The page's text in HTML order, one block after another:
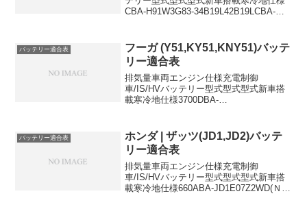
CBA-H91W3G83-34B19L42B19LCBA-
バッテリー適合表
フーガ (Y51,KY51,KNY51)バッテ
リー適合表
排気量車両エンジン仕様充電制御
車/IS/HVバッテリー型式型式型式新車搭
載寒冷地仕様3700DBA-
80D23L-HR-3700DBA-KNY...
バッテリー適合表
ホンダ | ザッツ(JD1,JD2)バッテ
リー適合表
排気量車両エンジン仕様充電制御
車/IS/HVバッテリー型式型式型式新車搭
載寒冷地仕様660ABA-JD1E07Z2WD(Ｎ